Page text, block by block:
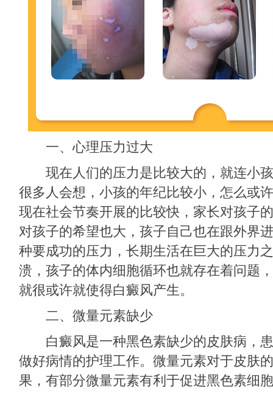
一、心理压力过大
现在人们的压力是比较大的，就连小孩
很多人会想，小孩的年纪比较小，怎么或
现在社会节奏开展的比较快，家长对孩子
对孩子的希望也大，孩子自己也在跟外界
种要成功的压力，长期生活在巨大的压力
溃，孩子的体内细胞循环也就存在着问题
就很或许就使得白癜风产生。
二、微量元素缺少
白癜风是一种黑色素缺少的皮肤病，患
做好病情的护理工作。微量元素对于皮肤
果，有部分微量元素有利于促进黑色素细